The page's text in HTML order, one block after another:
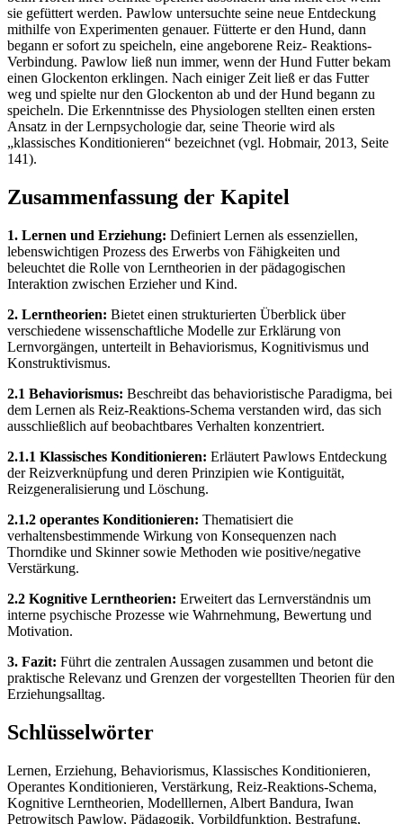
sie gefüttert werden. Pawlow untersuchte seine neue Entdeckung
mithilfe von Experimenten genauer. Fütterte er den Hund, dann
begann er sofort zu speicheln, eine angeborene Reiz- Reaktions-
Verbindung. Pawlow ließ nun immer, wenn der Hund Futter bekam
einen Glockenton erklingen. Nach einiger Zeit ließ er das Futter
weg und spielte nur den Glockenton ab und der Hund begann zu
speicheln. Die Erkenntnisse des Physiologen stellten einen ersten
Ansatz in der Lernpsychologie dar, seine Theorie wird als
„klassisches Konditionieren“ bezeichnet (vgl. Hobmair, 2013, Seite
141).
Zusammenfassung der Kapitel
1. Lernen und Erziehung: Definiert Lernen als essenziellen,
lebenswichtigen Prozess des Erwerbs von Fähigkeiten und
beleuchtet die Rolle von Lerntheorien in der pädagogischen
Interaktion zwischen Erzieher und Kind.
2. Lerntheorien: Bietet einen strukturierten Überblick über
verschiedene wissenschaftliche Modelle zur Erklärung von
Lernvorgängen, unterteilt in Behaviorismus, Kognitivismus und
Konstruktivismus.
2.1 Behaviorismus: Beschreibt das behavioristische Paradigma, bei
dem Lernen als Reiz-Reaktions-Schema verstanden wird, das sich
ausschließlich auf beobachtbares Verhalten konzentriert.
2.1.1 Klassisches Konditionieren: Erläutert Pawlows Entdeckung
der Reizverknüpfung und deren Prinzipien wie Kontiguität,
Reizgeneralisierung und Löschung.
2.1.2 operantes Konditionieren: Thematisiert die
verhaltensbestimmende Wirkung von Konsequenzen nach
Thorndike und Skinner sowie Methoden wie positive/negative
Verstärkung.
2.2 Kognitive Lerntheorien: Erweitert das Lernverständnis um
interne psychische Prozesse wie Wahrnehmung, Bewertung und
Motivation.
3. Fazit: Führt die zentralen Aussagen zusammen und betont die
praktische Relevanz und Grenzen der vorgestellten Theorien für den
Erziehungsalltag.
Schlüsselwörter
Lernen, Erziehung, Behaviorismus, Klassisches Konditionieren,
Operantes Konditionieren, Verstärkung, Reiz-Reaktions-Schema,
Kognitive Lerntheorien, Modelllernen, Albert Bandura, Iwan
Petrowitsch Pawlow, Pädagogik, Vorbildfunktion, Bestrafung,